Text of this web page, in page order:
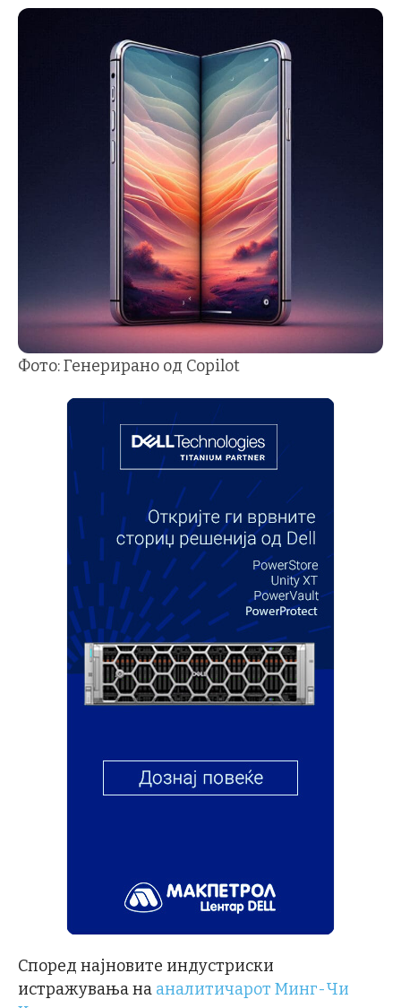
Фото: Генерирано од Copilot
Според најновите индустриски
истражувања на аналитичарот Минг-Чи